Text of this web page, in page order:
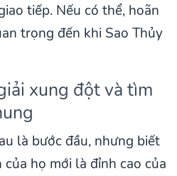
tiếp. Nếu có thể, hoãn
trọng đến khi Sao Thủy
xung đột và tìm
là bước đầu, nhưng biết
của họ mới là đỉnh cao của